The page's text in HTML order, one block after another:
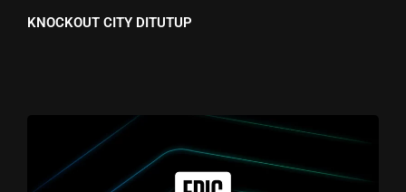
KNOCKOUT CITY DITUTUP